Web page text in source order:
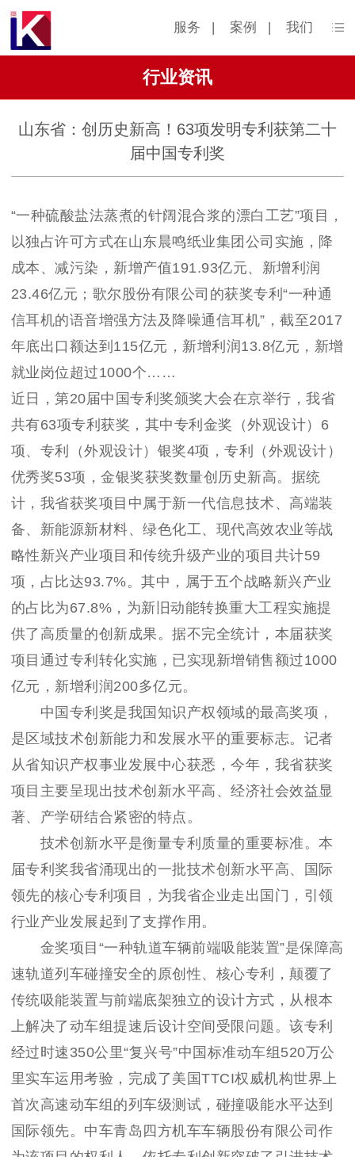
服务 | 案例 | 我们
行业资讯
山东省：创历史新高！63项发明专利获第二十
届中国专利奖
“一种硫酸盐法蒸煮的针阔混合浆的漂白工艺”项目，
以独占许可方式在山东晨鸣纸业集团公司实施，降
成本、减污染，新增产值191.93亿元、新增利润
23.46亿元；歌尔股份有限公司的获奖专利“一种通
信耳机的语音增强方法及降噪通信耳机”，截至2017
年底出口额达到115亿元，新增利润13.8亿元，新增
就业岗位超过1000个……
近日，第20届中国专利奖颁奖大会在京举行，我省
共有63项专利获奖，其中专利金奖（外观设计）6
项、专利（外观设计）银奖4项，专利（外观设计）
优秀奖53项，金银奖获奖数量创历史新高。据统
计，我省获奖项目中属于新一代信息技术、高端装
备、新能源新材料、绿色化工、现代高效农业等战
略性新兴产业项目和传统升级产业的项目共计59
项，占比达93.7%。其中，属于五个战略新兴产业
的占比为67.8%，为新旧动能转换重大工程实施提
供了高质量的创新成果。据不完全统计，本届获奖
项目通过专利转化实施，已实现新增销售额过1000
亿元，新增利润200多亿元。
中国专利奖是我国知识产权领域的最高奖项，
是区域技术创新能力和发展水平的重要标志。记者
从省知识产权事业发展中心获悉，今年，我省获奖
项目主要呈现出技术创新水平高、经济社会效益显
著、产学研结合紧密的特点。
技术创新水平是衡量专利质量的重要标准。本
届专利奖我省涌现出的一批技术创新水平高、国际
领先的核心专利项目，为我省企业走出国门，引领
行业产业发展起到了支撑作用。
金奖项目“一种轨道车辆前端吸能装置”是保障高
速轨道列车碰撞安全的原创性、核心专利，颠覆了
传统吸能装置与前端底架独立的设计方式，从根本
上解决了动车组提速后设计空间受限问题。该专利
经过时速350公里“复兴号”中国标准动车组520万公
里实车运用考验，完成了美国TTCI权威机构世界上
首次高速动车组的列车级测试，碰撞吸能水平达到
国际领先。中车青岛四方机车车辆股份有限公司作